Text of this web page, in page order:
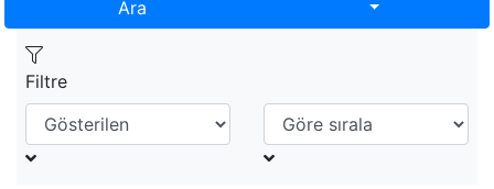
Ara Toggle
Filtre